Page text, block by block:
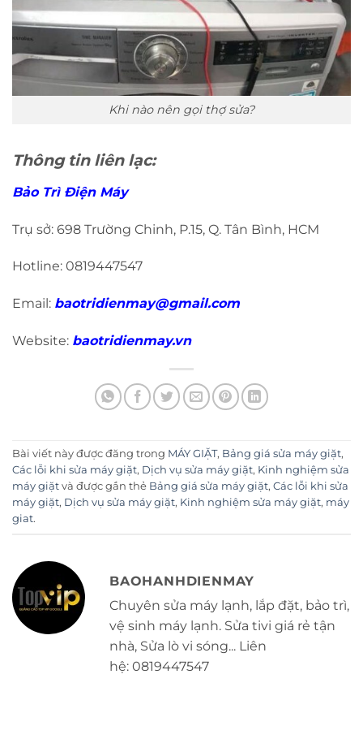
Khi nào nên gọi thợ sửa?
Thông tin liên lạc:
Bảo Trì Điện Máy
Trụ sở: 698 Trường Chinh, P.15, Q. Tân Bình, HCM
Hotline: 0819447547
Email: baotridienmay@gmail.com
Website: baotridienmay.vn
Bài viết này được đăng trong MÁY GIẶT, Bảng giá sửa máy giặt,
Các lỗi khi sửa máy giặt, Dịch vụ sửa máy giặt, Kinh nghiệm sửa
máy giặt và được gắn thẻ Bảng giá sửa máy giặt, Các lỗi khi sửa
máy giặt, Dịch vụ sửa máy giặt, Kinh nghiệm sửa máy giặt, máy
giat.
BAOHANHDIENMAY
Chuyên sửa máy lạnh, lắp đặt, bảo trì,
vệ sinh máy lạnh. Sửa tivi giá rẻ tận
nhà, Sửa lò vi sóng... Liên
hệ: 0819447547